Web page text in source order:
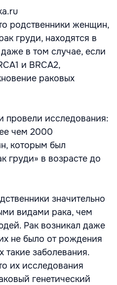
родственники женщин,
груди, находятся в
в том случае, если
и BRCA2,
раковых
провели исследования:
чем 2000
которым был
груди» в возрасте до
значительно
видами рака, чем
Рак возникал даже
не было от рождения
заболевания.
их исследования
генетический